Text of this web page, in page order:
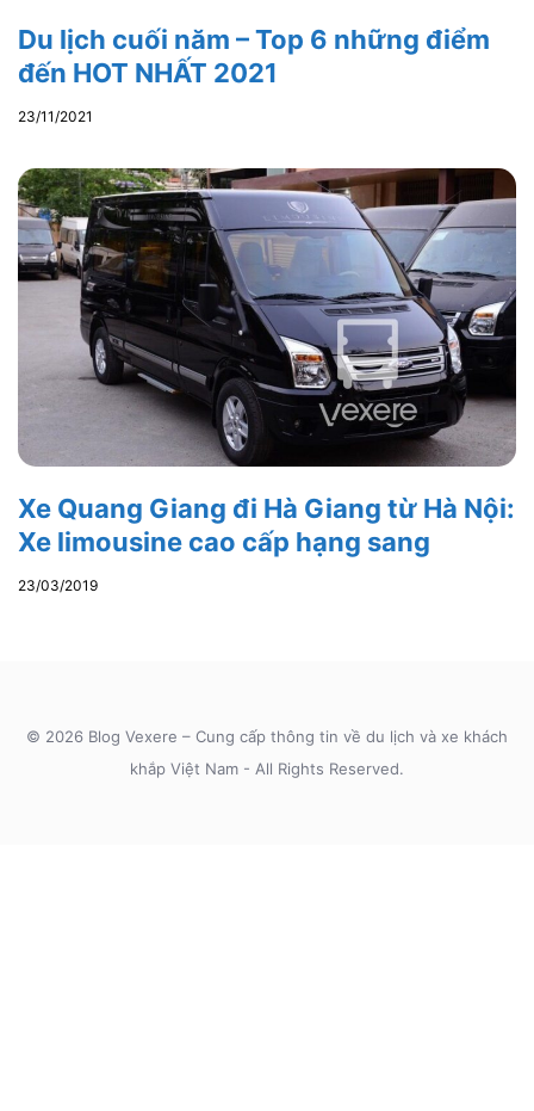
Du lịch cuối năm – Top 6 những điểm
đến HOT NHẤT 2021
23/11/2021
Xe Quang Giang đi Hà Giang từ Hà Nội:
Xe limousine cao cấp hạng sang
23/03/2019
© 2026 Blog Vexere – Cung cấp thông tin về du lịch và xe khách
khắp Việt Nam - All Rights Reserved.